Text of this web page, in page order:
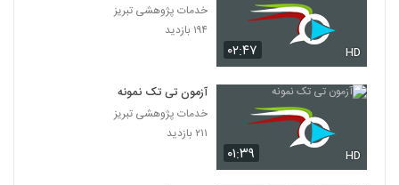
۰۲:۴۷ HD
خدمات پژوهشی تبریز
۱۹۴ بازدید
۰۱:۳۹ HD
آزمون تی تک نمونه
خدمات پژوهشی تبریز
۲۱۱ بازدید